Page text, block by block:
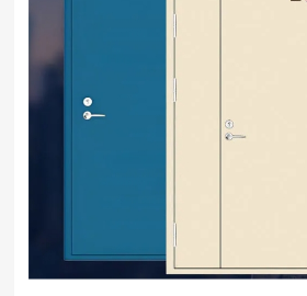
肆虐范围，为消防救...